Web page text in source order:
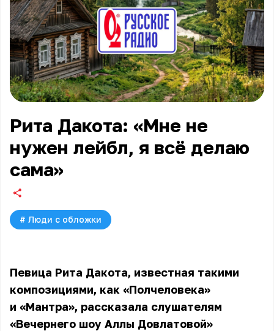
Рита Дакота: «Мне не
нужен лейбл, я всё делаю
сама»
# Люди с обложки
Певица Рита Дакота, известная такими
композициями, как «Полчеловека»
и «Мантра», рассказала слушателям
«Вечернего шоу Аллы Довлатовой»